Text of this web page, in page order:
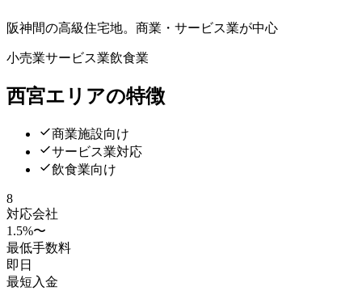
阪神間の高級住宅地。商業・サービス業が中心
小売業サービス業飲食業
西宮エリアの特徴
商業施設向け
サービス業対応
飲食業向け
8
対応会社
1.5%〜
最低手数料
即日
最短入金